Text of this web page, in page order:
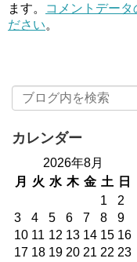
ます。
コメントデータ
ださい。
カレンダー
2026年8月
月
火 水 木 金 土
日
1
2
3
4 5 6 7 8
9
10 11 12 13 14 15 16
17 18 19 20 21 22 23